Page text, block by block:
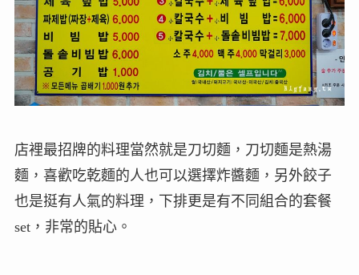
店裡最招牌的料理當然就是刀切麵，刀切麵是熱湯
麵，喜歡吃乾麵的人也可以選擇炸醬麵，另外餃子
也是挺有人氣的料理，下排更是有不同組合的套餐
set，非常的貼心。